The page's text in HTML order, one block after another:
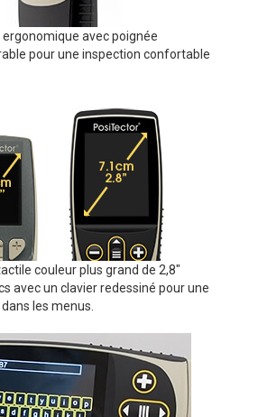
avec poignée
pour une inspection confortable
couleur plus grand de 2,8"
avec un clavier redessiné pour une
les menus.